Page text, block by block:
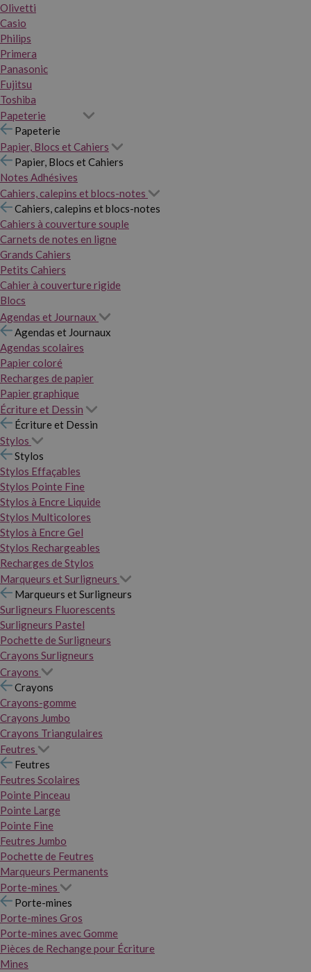
Olivetti
Casio
Philips
Primera
Panasonic
Fujitsu
Toshiba
Papeterie
Papeterie
Papier, Blocs et Cahiers
Papier, Blocs et Cahiers
Notes Adhésives
Cahiers, calepins et blocs-notes
Cahiers, calepins et blocs-notes
Cahiers à couverture souple
Carnets de notes en ligne
Grands Cahiers
Petits Cahiers
Cahier à couverture rigide
Blocs
Agendas et Journaux
Agendas et Journaux
Agendas scolaires
Papier coloré
Recharges de papier
Papier graphique
Écriture et Dessin
Écriture et Dessin
Stylos
Stylos
Stylos Effaçables
Stylos Pointe Fine
Stylos à Encre Liquide
Stylos Multicolores
Stylos à Encre Gel
Stylos Rechargeables
Recharges de Stylos
Marqueurs et Surligneurs
Marqueurs et Surligneurs
Surligneurs Fluorescents
Surligneurs Pastel
Pochette de Surligneurs
Crayons Surligneurs
Crayons
Crayons
Crayons-gomme
Crayons Jumbo
Crayons Triangulaires
Feutres
Feutres
Feutres Scolaires
Pointe Pinceau
Pointe Large
Pointe Fine
Feutres Jumbo
Pochette de Feutres
Marqueurs Permanents
Porte-mines
Porte-mines
Porte-mines Gros
Porte-mines avec Gomme
Pièces de Rechange pour Écriture
Mines